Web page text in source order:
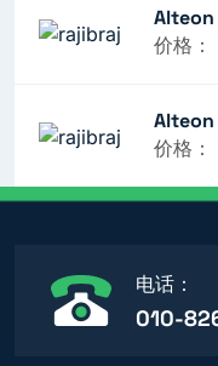
价格：
价格：
电话：
010-